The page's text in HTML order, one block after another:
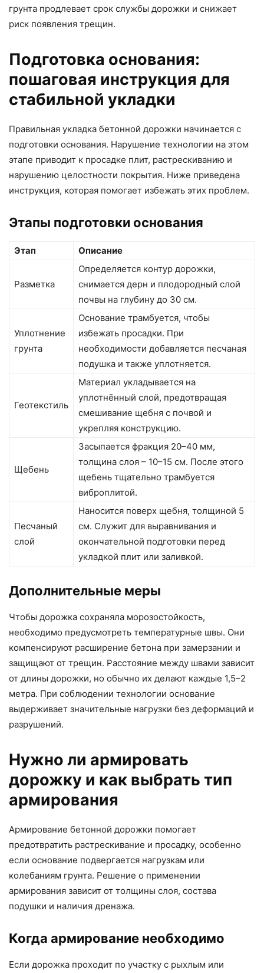
грунта продлевает срок службы дорожки и снижает
риск появления трещин.
Подготовка основания:
пошаговая инструкция для
стабильной укладки
Правильная укладка бетонной дорожки начинается с
подготовки основания. Нарушение технологии на этом
этапе приводит к просадке плит, растрескиванию и
нарушению целостности покрытия. Ниже приведена
инструкция, которая помогает избежать этих проблем.
Этапы подготовки основания
Этап Описание
Разметка
Определяется контур дорожки,
снимается дерн и плодородный слой
почвы на глубину до 30 см.
Уплотнение
грунта
Основание трамбуется, чтобы
избежать просадки. При
необходимости добавляется песчаная
подушка и также уплотняется.
Геотекстиль
Материал укладывается на
уплотнённый слой, предотвращая
смешивание щебня с почвой и
укрепляя конструкцию.
Щебень
Засыпается фракция 20–40 мм,
толщина слоя – 10–15 см. После этого
щебень тщательно трамбуется
виброплитой.
Песчаный
слой
Наносится поверх щебня, толщиной 5
см. Служит для выравнивания и
окончательной подготовки перед
укладкой плит или заливкой.
Дополнительные меры
Чтобы дорожка сохраняла морозостойкость,
необходимо предусмотреть температурные швы. Они
компенсируют расширение бетона при замерзании и
защищают от трещин. Расстояние между швами зависит
от длины дорожки, но обычно их делают каждые 1,5–2
метра. При соблюдении технологии основание
выдерживает значительные нагрузки без деформаций и
разрушений.
Нужно ли армировать
дорожку и как выбрать тип
армирования
Армирование бетонной дорожки помогает
предотвратить растрескивание и просадку, особенно
если основание подвергается нагрузкам или
колебаниям грунта. Решение о применении
армирования зависит от толщины слоя, состава
подушки и наличия дренажа.
Когда армирование необходимо
Если дорожка проходит по участку с рыхлым или